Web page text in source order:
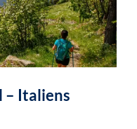
– Italiens